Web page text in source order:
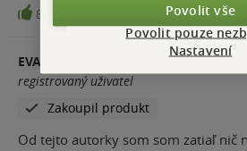
8
EVA
registrovaný uživatel
Zakoupil produkt
Od tejto autorky som som zatiaľ nič
Povolit vše
Povolit pouze
Nastavení